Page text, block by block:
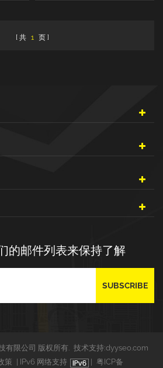
共 1 页
的邮件列表来保持了解
有限公司 版权所有. 技术支持:dyyseo.com
策 IPv6 网络支持 粤ICP备